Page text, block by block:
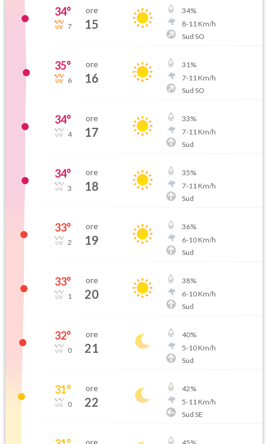
34°
7
ore
15
34%
8-11 Km/h
Sud SO
35°
6
ore
16
31%
7-11 Km/h
Sud SO
34°
4
ore
17
33%
7-11 Km/h
Sud
34°
3
ore
18
35%
7-11 Km/h
Sud
33°
2
ore
19
36%
6-10Km/h
Sud
33°
1
ore
20
38%
6-10Km/h
Sud
32°
0
ore
21
40%
5-10Km/h
Sud
31°
0
ore
22
42%
5-11 Km/h
Sud SE